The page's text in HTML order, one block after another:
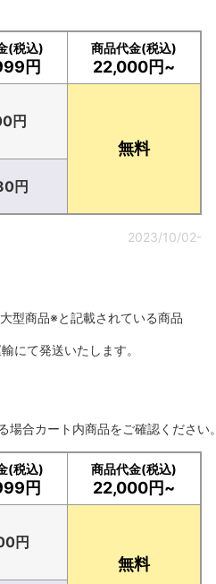
(税込)
円
商品代金(税込)
22,000円~
円
無料
円
2023/10/02-
型商品※と記載されている商品
にて発送いたします。
合カート内商品をご確認ください。
(税込)
円
商品代金(税込)
22,000円~
円
無料